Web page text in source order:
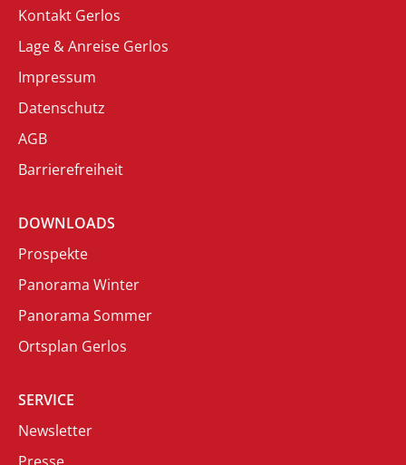
Kontakt Gerlos
Lage & Anreise Gerlos
Impressum
Datenschutz
AGB
Barrierefreiheit
DOWNLOADS
Prospekte
Panorama Winter
Panorama Sommer
Ortsplan Gerlos
SERVICE
Newsletter